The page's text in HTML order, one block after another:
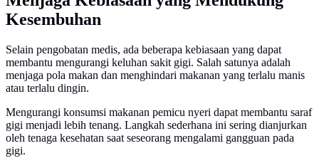
Kesembuhan
Selain pengobatan medis, ada beberapa kebiasaan yang dapat
membantu mengurangi keluhan sakit gigi. Salah satunya adalah
menjaga pola makan dan menghindari makanan yang terlalu manis
atau terlalu dingin.
Mengurangi konsumsi makanan pemicu nyeri dapat membantu saraf
gigi menjadi lebih tenang. Langkah sederhana ini sering dianjurkan
oleh tenaga kesehatan saat seseorang mengalami gangguan pada
gigi.